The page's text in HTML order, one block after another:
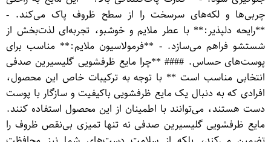
چربی‌ها و لکه‌های سرسخت را از سطح ظروف پاک می‌کند. -
**رایحه دلپذیر:** با عطر ملایم و خوشبو، تجربه‌ای لذت‌بخش از
شستشو فراهم می‌سازد. - **فرمولاسیون ملایم:** مناسب برای
پوست‌های حساس. #### **چرا مایع ظرفشویی گلیسیرین صدفی
انتخابی مناسب است ** با توجه به ترکیبات خاص این محصول،
افرادی که به دنبال یک مایع ظرفشویی باکیفیت و سازگار با پوست
دست هستند، می‌توانند با اطمینان از این محصول استفاده کنند.
مایع ظرفشویی گلیسیرین صدفی نه تنها تمیزی بی‌نقص ظروف را